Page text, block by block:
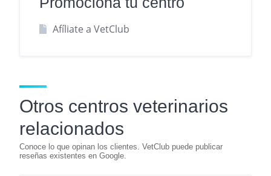
Afíliate a VetClub
Otros centros veterinarios
relacionados